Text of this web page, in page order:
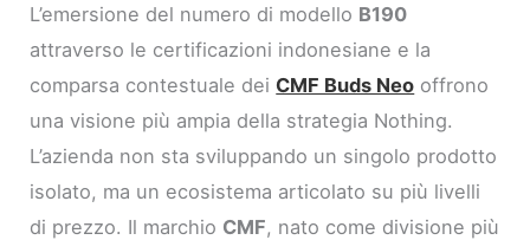
L’emersione del numero di modello B190
attraverso le certificazioni indonesiane e la
comparsa contestuale deiCMF Buds Neo offrono
una visione più ampia della strategia Nothing.
L’azienda non sta sviluppando un singolo prodotto
isolato, ma un ecosistema articolato su più livelli
di prezzo. Il marchio CMF, nato come divisione più